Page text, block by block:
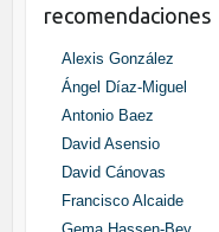
recomendaciones
Alexis González
Ángel Díaz-Miguel
Antonio Baez
David Asensio
David Cánovas
Francisco Alcaide